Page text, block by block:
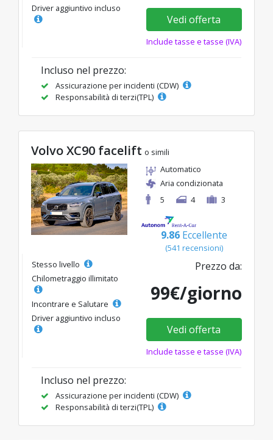
Driver aggiuntivo incluso
Vedi offerta
Include tasse e tasse (IVA)
Incluso nel prezzo:
Assicurazione per incidenti (CDW)
Responsabilità di terzi(TPL)
Volvo XC90 facelift o simili
Automatico
Aria condizionata
5
4 3
9.86 Eccellente
(541 recensioni)
Stesso livello
Chilometraggio illimitato
Incontrare e Salutare
Driver aggiuntivo incluso
Prezzo da:
99€/giorno
Vedi offerta
Include tasse e tasse (IVA)
Incluso nel prezzo:
Assicurazione per incidenti (CDW)
Responsabilità di terzi(TPL)